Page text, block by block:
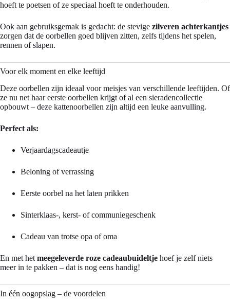
hoeft te poetsen of ze speciaal hoeft te onderhouden.
Ook aan gebruiksgemak is gedacht: de stevige zilveren achterkantjes
zorgen dat de oorbellen goed blijven zitten, zelfs tijdens het spelen,
rennen of slapen.
Voor elk moment en elke leeftijd
Deze oorbellen zijn ideaal voor meisjes van verschillende leeftijden. Of
ze nu net haar eerste oorbellen krijgt of al een sieradencollectie
opbouwt – deze kattenoorbellen zijn altijd een leuke aanvulling.
Perfect als:
Verjaardagscadeautje
Beloning of verrassing
Eerste oorbel na het laten prikken
Sinterklaas-, kerst- of communiegeschenk
Cadeau van trotse opa of oma
En met het meegeleverde roze cadeaubuideltje hoef je zelf niets
meer in te pakken – dat is nog eens handig!
In één oogopslag – de voordelen